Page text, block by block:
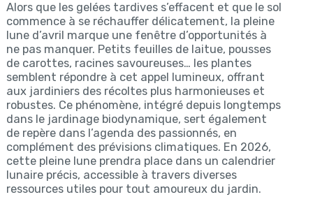
Alors que les gelées tardives s’effacent et que le sol
commence à se réchauffer délicatement, la pleine
lune d’avril marque une fenêtre d’opportunités à
ne pas manquer. Petits feuilles de laitue, pousses
de carottes, racines savoureuses… les plantes
semblent répondre à cet appel lumineux, offrant
aux jardiniers des récoltes plus harmonieuses et
robustes. Ce phénomène, intégré depuis longtemps
dans le jardinage biodynamique, sert également
de repère dans l’agenda des passionnés, en
complément des prévisions climatiques. En 2026,
cette pleine lune prendra place dans un calendrier
lunaire précis, accessible à travers diverses
ressources utiles pour tout amoureux du jardin.